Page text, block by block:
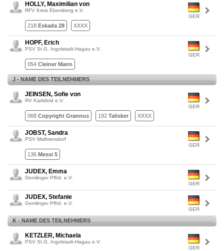
GER
HOLLY, Maximilian von
RFV Kreis Ebersberg e.V.
218 Eskada 28 XXXX
GER
HOPF, Erich
PSV St.G. Ingolstadt-Hagau e.V.
054 Cleiner Mann
J - NAME DES TEILNEHMERS
GER
JEINSEN, Sofie von
RV Karlsfeld e.V.
068 Copyright Grannus 192 Talisker XXXX
GER
JOBST, Sandra
PSV Mallmersdorf
136 Messi 5
GER
JUDEX, Emma
Gemlinger Pffrd. e.V.
GER
JUDEX, Stefanie
Gemlinger Pffrd. e.V.
K - NAME DES TEILNEHMERS
GER
KETZLER, Michaela
PSV St.G. Ingolstadt-Hagau e.V.